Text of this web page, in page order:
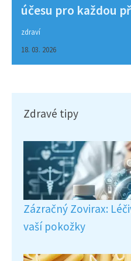
účesu pro každou
zdraví
18. 03. 2026
Zdravé tipy
Zázračný Zovirax:
vaší pokožky